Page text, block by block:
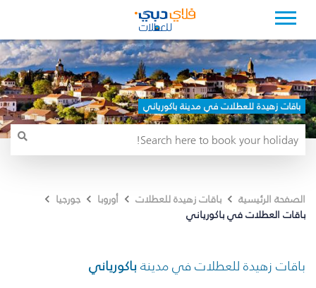
باقات زهيدة للعطلات في مدينة باكورياني
الصفحة الرئيسية باقات زهيدة للعطلات أوروبا
جورجيا
باقات العطلات في باكورياني
باقات زهيدة للعطلات في مدينة باكورياني